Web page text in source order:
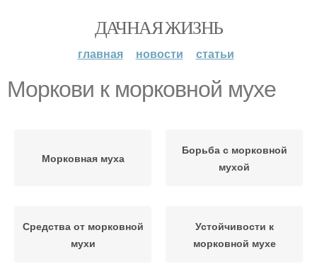
ДАЧНАЯ ЖИЗНЬ
главная новости статьи
Моркови к морковной мухе
Морковная муха
Борьба с морковной
мухой
Средства от морковной
мухи
Устойчивости к
морковной мухе